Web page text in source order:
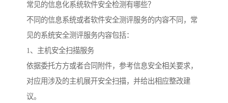
常见的信息化系统软件安全检测有哪些？
不同的信息系统或者软件安全测评服务的内容不同，常
见的系统安全测评服务内容包括：
1、主机安全扫描服务
依据委托方方或者合同附件，参考信息安全相关要求，
对应用涉及的主机展开安全扫描，并给出相应整改建
议。